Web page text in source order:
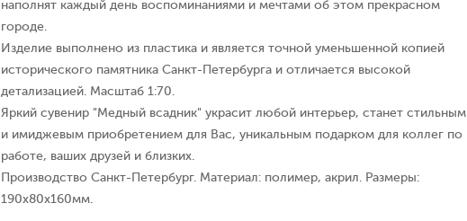
наполнят каждый день воспоминаниями и мечтами об этом прекрасном
городе.
Изделие выполнено из пластика и является точной уменьшенной копией
исторического памятника Санкт-Петербурга и отличается высокой
детализацией. Масштаб 1:70.
Яркий сувенир "Медный всадник" украсит любой интерьер, станет стильным
и имиджевым приобретением для Вас, уникальным подарком для коллег по
работе, ваших друзей и близких.
Производство Санкт-Петербург. Материал: полимер, акрил. Размеры:
190х80х160мм.